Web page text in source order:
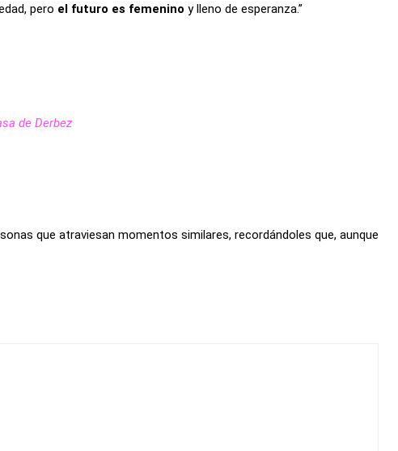
pero el futuro es femenino y lleno de esperanza.”
de Derbez
que atraviesan momentos similares, recordándoles que, aunque